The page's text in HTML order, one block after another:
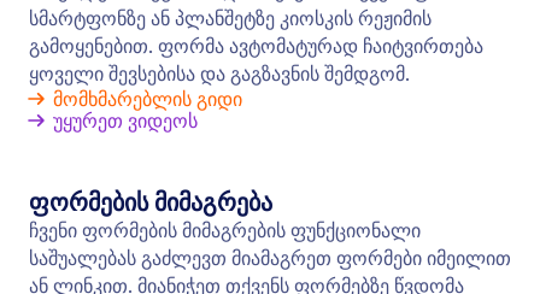
პირობითი ლოგიკა
გახადეთ თქვენი ჭკვიანი ფორმები უფრო მეტად